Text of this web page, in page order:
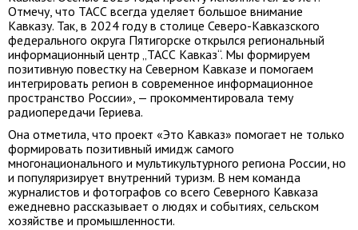
Отмечу, что ТАСС всегда уделяет большое внимание
Кавказу. Так, в 2024 году в столице Северо-Кавказского
федерального округа Пятигорске открылся региональный
информационный центр „ТАСС Кавказ“. Мы формируем
позитивную повестку на Северном Кавказе и помогаем
интегрировать регион в современное информационное
пространство России», — прокомментировала тему
радиопередачи Гериева.
Она отметила, что проект «Это Кавказ» помогает не только
формировать позитивный имидж самого
многонационального и мультикультурного региона России, но
и популяризирует внутренний туризм. В нем команда
журналистов и фотографов со всего Северного Кавказа
ежедневно рассказывает о людях и событиях, сельском
хозяйстве и промышленности.